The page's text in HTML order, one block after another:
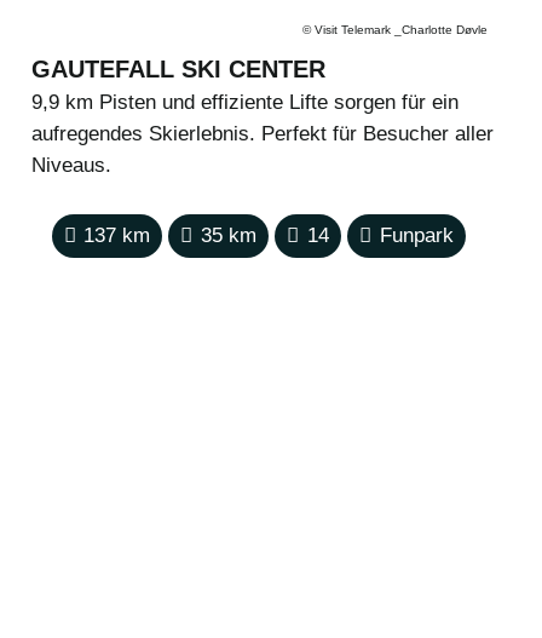
©Visit Telemark _Charlotte Døvle
GAUTEFALL SKI CENTER
9,9 km Pisten und effiziente Lifte sorgen für ein
aufregendes Skierlebnis. Perfekt für Besucher aller
Niveaus.
137 km 35 km 14 Funpark